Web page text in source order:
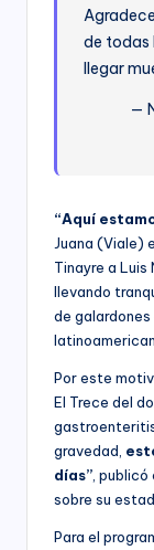
de todas
llegar
—
“Aquí
Juana (Viale)
Tinayre a Luis
llevando
de
Por este
El Trece del
gravedad,
días” ,
sobre su
Para el